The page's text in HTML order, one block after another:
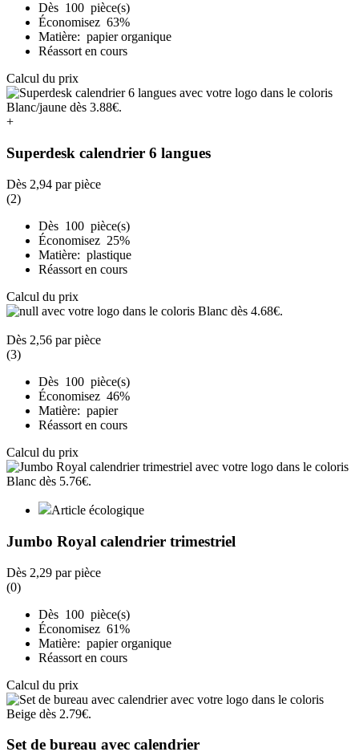
Dès 100 pièce(s)
Économisez 63%
Matière: papier organique
Réassort en cours
Calcul du prix
+
Superdesk calendrier 6 langues
Dès 2,94 par pièce
(2)
Dès 100 pièce(s)
Économisez 25%
Matière: plastique
Réassort en cours
Calcul du prix
Dès 2,56 par pièce
(3)
Dès 100 pièce(s)
Économisez 46%
Matière: papier
Réassort en cours
Calcul du prix
Article écologique
Jumbo Royal calendrier trimestriel
Dès 2,29 par pièce
(0)
Dès 100 pièce(s)
Économisez 61%
Matière: papier organique
Réassort en cours
Calcul du prix
Set de bureau avec calendrier